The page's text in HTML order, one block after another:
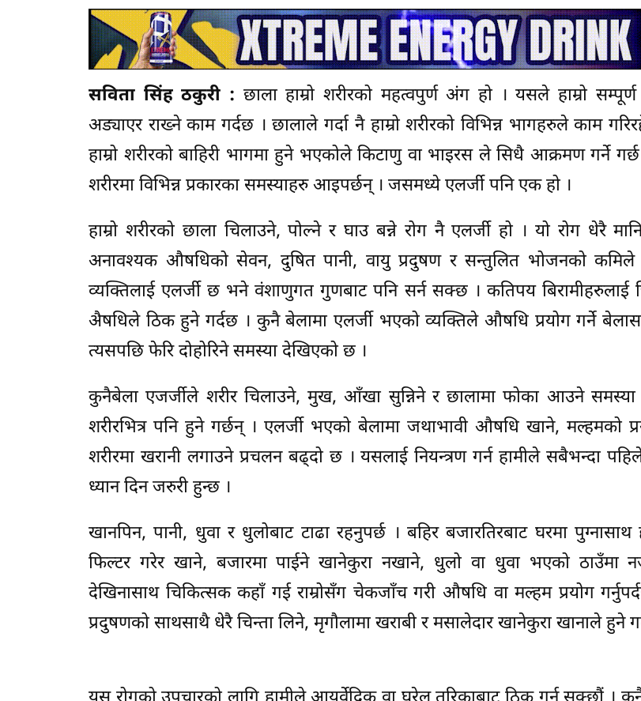
सविता सिंह ठकुरी : छाला हाम्रो शरीरको महत्वपुर्ण अंग हो । यसले हाम्रो
अड्याएर राख्ने काम गर्दछ । छालाले गर्दा नै हाम्रो शरीरको विभिन्न भागहरुले काम
हाम्रो शरीरको बाहिरी भागमा हुने भएकोले किटाणु वा भाइरस ले सिधै आक्रमण गर्ने गर्छ
शरीरमा विभिन्न प्रकारका समस्याहरु आइपर्छन् । जसमध्ये एलर्जी पनि एक हो ।
हाम्रो शरीरको छाला चिलाउने, पोल्ने र घाउ बन्ने रोग नै एलर्जी हो । यो रोग धेरै
अनावश्यक औषधिको सेवन, दुषित पानी, वायु प्रदुषण र सन्तुलित भोजनको कमिले
व्यक्तिलाई एलर्जी छ भने वंशाणुगत गुणबाट पनि सर्न सक्छ । कतिपय बिरामीहरुलाई
अ‍ैषधिले ठिक हुने गर्दछ । कुनै बेलामा एलर्जी भएको व्यक्तिले औषधि प्रयोग गर्ने
त्यसपछि फेरि दोहोरिने समस्या देखिएको छ ।
कुनैबेला एजर्जीले शरीर चिलाउने, मुख, आँखा सुन्निने र छालामा फोका आउने
शरीरभित्र पनि हुने गर्छन् । एलर्जी भएको बेलामा जथाभावी औषधि खाने, मल्हमको
शरीरमा खरानी लगाउने प्रचलन बढ्दो छ । यसलाई नियन्त्रण गर्न हामीले सबैभन्दा
ध्यान दिन जरुरी हुन्छ ।
खानपिन, पानी, धुवा र धुलोबाट टाढा रहनुपर्छ । बहिर बजारतिरबाट घरमा पुग्नासाथ
फिल्टर गरेर खाने, बजारमा पाईने खानेकुरा नखाने, धुलो वा धुवा भएको ठाउँमा
देखिनासाथ चिकित्सक कहाँ गई राम्रोसँग चेकजाँच गरी औषधि वा मल्हम प्रयोग
प्रदुषणको साथसाथै धेरै चिन्ता लिने, मृगौलामा खराबी र मसालेदार खानेकुरा खानाले हुने